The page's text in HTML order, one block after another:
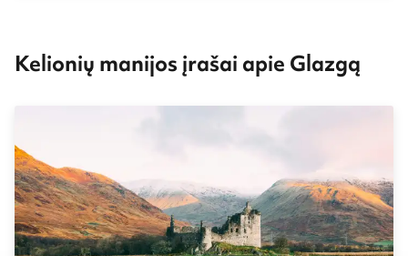
Kelionių manijos įrašai apie Glazgą